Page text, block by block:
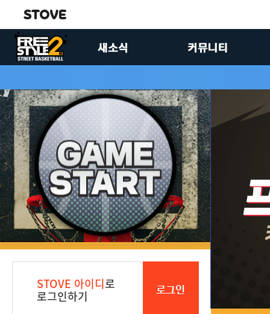
업데이트
이벤트
FS2스토리
패치노트
유저공략실
이미지게시판
제안합니다
팬아트게시판
크루 홍보 게시판
STOVE 아이디로
로그인하기 로그인